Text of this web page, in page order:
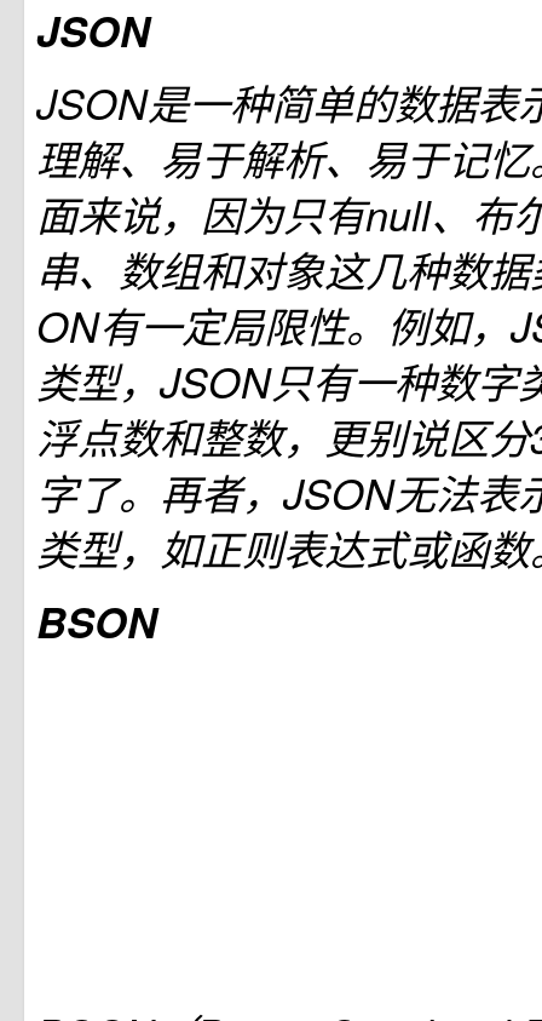
JSON
JSON是一种简单的数据表
理解、易于解析、易于记
面来说，因为只有null、布
串、数组和对象这几种数
ON有一定局限性。例如，
类型，JSON只有一种数字
浮点数和整数，更别说区
字了。再者，JSON无法表
类型，如正则表达式或函数
BSON